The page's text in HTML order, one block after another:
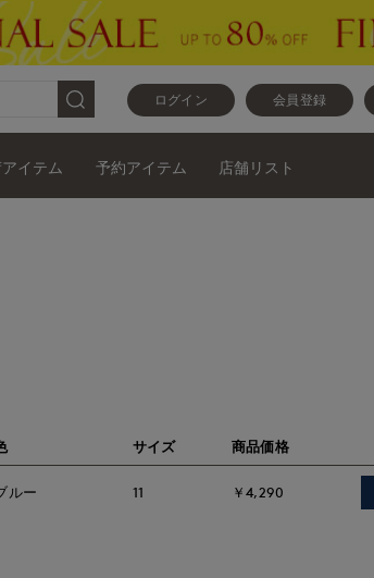
ログイン 会員登録
イテム 予約アイテム 店舗リスト
サイズ 商品価格
ルー 11 ￥4,290